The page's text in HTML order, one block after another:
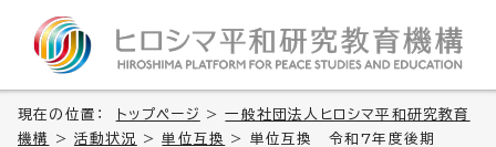
現在の位置： トップページ >一般社団法人ヒロシマ平和研究教育
機構
>活動状況 >単位互換 > 単位互換 令和7年度後期